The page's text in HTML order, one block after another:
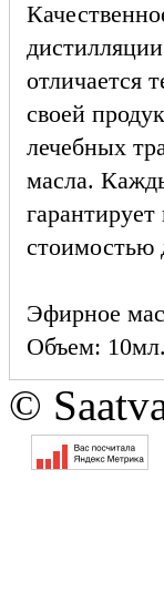
отличается
своей
лечебных
масла.
стоимостью
Эфирное
Объем:
©